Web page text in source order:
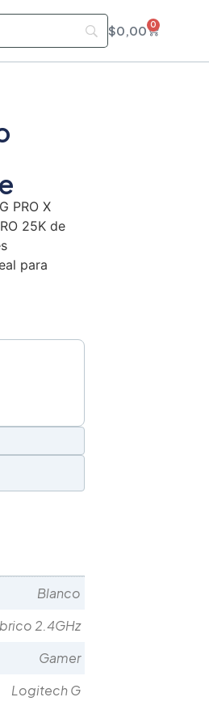
$0,00 0
PRO X
25K de
para
Blanco
2.4GHz
Gamer
Logitech G